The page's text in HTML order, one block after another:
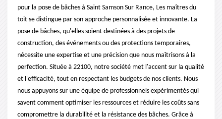
pour la pose de bâches à Saint Samson Sur Rance, Les maîtres du
toit se distingue par son approche personnalisée et innovante. La
pose de bâches, qu'elles soient destinées à des projets de
construction, des événements ou des protections temporaires,
nécessite une expertise et une précision que nous maîtrisons à la
perfection. Située à 22100, notre société met l'accent sur la qualité
et l'efficacité, tout en respectant les budgets de nos clients. Nous
nous appuyons sur une équipe de professionnels expérimentés qui
savent comment optimiser les ressources et réduire les coûts sans
compromettre la durabilité et la résistance des bâches. Grâce à